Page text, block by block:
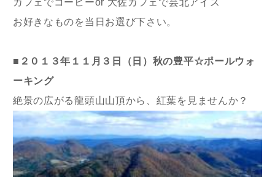
お好きなものを当日お選び下さい。
■２０１３年１１月３日（日）秋の豊平☆ポールウォ
ーキング
絶景の広がる龍頭山山頂から、紅葉を見ませんか？